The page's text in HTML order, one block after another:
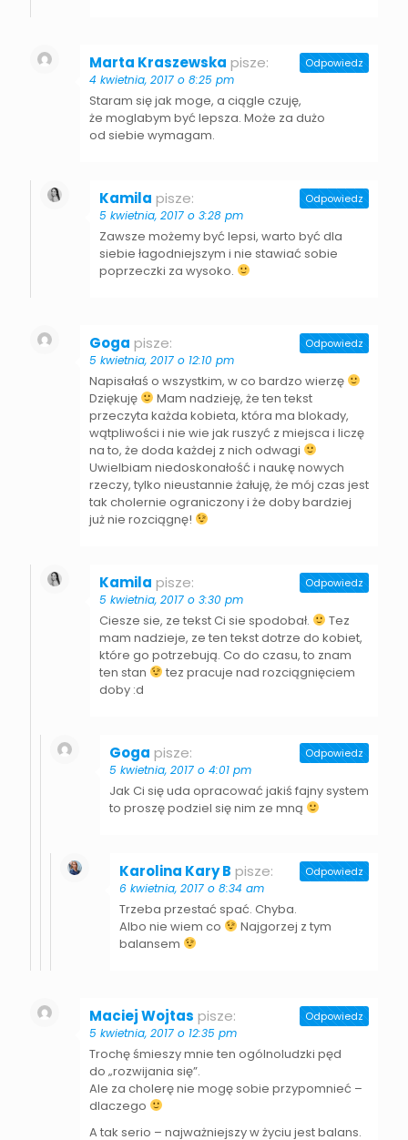
Marta Kraszewska pisze:
4 kwietnia, 2017 o 8:25 pm
Staram się jak moge, a ciągle czuję,
że moglabym być lepsza. Może za dużo
od siebie wymagam.
Odpowiedz
Kamila pisze:
5 kwietnia, 2017 o 3:28 pm
Zawsze możemy być lepsi, warto być dla
siebie łagodniejszym i nie stawiać sobie
poprzeczki za wysoko.
Odpowiedz
Goga pisze:
5 kwietnia, 2017 o 12:10 pm
Napisałaś o wszystkim, w co bardzo wierzę
Dziękuję
Mam nadzieję, że ten tekst
przeczyta każda kobieta, która ma blokady,
wątpliwości i nie wie jak ruszyć z miejsca i liczę
na to, że doda każdej z nich odwagi
Uwielbiam niedoskonałość i naukę nowych
rzeczy, tylko nieustannie żałuję, że mój czas jest
tak cholernie ograniczony i że doby bardziej
już nie rozciągnę!
Odpowiedz
Kamila pisze:
5 kwietnia, 2017 o 3:30 pm
Ciesze sie, ze tekst Ci sie spodobał.
Tez
mam nadzieje, ze ten tekst dotrze do kobiet,
które go potrzebują. Co do czasu, to znam
ten stan
tez pracuje nad rozciągnięciem
doby :d
Odpowiedz
Goga pisze:
5 kwietnia, 2017 o 4:01 pm
Jak Ci się uda opracować jakiś fajny system
to proszę podziel się nim ze mną
Odpowiedz
Karolina Kary B pisze:
6 kwietnia, 2017 o 8:34 am
Trzeba przestać spać. Chyba.
Albo nie wiem co
Najgorzej z tym
balansem
Odpowiedz
Maciej Wojtas pisze:
5 kwietnia, 2017 o 12:35 pm
Trochę śmieszy mnie ten ogólnoludzki pęd
do „rozwijania się”.
Ale za cholerę nie mogę sobie przypomnieć –
dlaczego
A tak serio – najważniejszy w życiu jest balans.
Odpowiedz